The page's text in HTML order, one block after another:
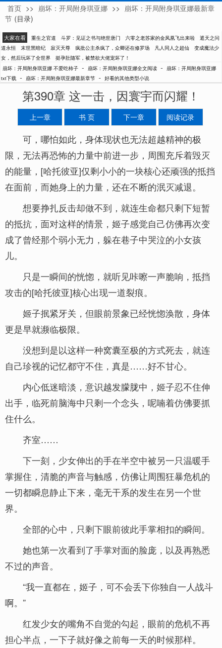
不爱吃柿子
首页 >> 崩坏：开局附身琪亚娜 >> 崩坏：开局附身琪亚娜最新章
节 (目录)
大家在看 重生之官道 斗罗：见证之书与绝世唐门 六零之老苏家的金凤凰飞出来啦
遮天之问
道永恒
末世黑暗纪 寂灭天尊 疯批公主杀疯了，众卿还在修罗场 凡人同人之超仙
变成魔法少
女，然后玩坏了全世界
挺孕肚随军，被禁欲大佬宠坏了！
崩坏：开局附身琪亚娜 不爱吃柿子 - 崩坏：开局附身琪亚娜全文阅读 -
崩坏：开局附身琪亚娜
txt下载 - 崩坏：开局附身琪亚娜最新章节 - 好看的其他类型小说
第390章 这一击，因寰宇而闪耀！
上一章 书 页 下一章 阅读记录
可，哪怕如此，身体现状也无法超越精神的极
限，无法再恐怖的力量中前进一步，周围充斥着毁灭
的能量，[哈托彼亚]仅剩小小的一块核心还顽强的抵挡
在面前，而她身上的力量，还在不断的泯灭减退。
想要挣扎反击却做不到，就连生命都只剩下短暂
的抵抗，面对这样的情景，姬子感觉自己仿佛再次变
成了曾经那个弱小无力，躲在巷子中哭泣的小女孩
儿。
只是一瞬间的恍惚，就听见咔嚓一声脆响，抵挡
攻击的[哈托彼亚]核心出现一道裂痕。
姬子抿紧牙关，但眼前景象已经恍惚涣散，身体
更是早就濒临极限。
没想到是以这样一种窝囊至极的方式死去，就连
自己珍视的记忆都守不住，真是……好不甘心。
内心低迷暗淡，意识越发朦胧中，姬子忍不住伸
出手，临死前脑海中只剩一个念头，呢喃着仿佛要抓
住什么。
齐室……
下一刻，少女伸出的手在半空中被另一只温暖手
掌握住，清脆的声音与触感，仿佛让周围狂暴危机的
一切都瞬息静止下来，毫无干系的发生在另一个世
界。
全部的心中，只剩下眼前彼此手掌相扣的瞬间。
她也第一次看到了手掌对面的脸庞，以及再熟悉
不过的声音。
“我一直都在，姬子，可不会丢下你独自一人战斗
啊。”
红发少女的嘴角不自觉的勾起，眼前的危机不再
担心半点，一下子就好像之前每一天的时候那样。